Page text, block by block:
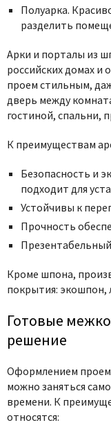
Полуарка.
разделить
Арки и порталы из
российских домах и
проем стильным,
дверь между
гостиной, спальни,
К преимуществам
Безопасность и
подходит для
Устойчивы к
Прочность
Кроме шпона,
покрытия:
Готовые
решение
Оформлением
можно заняться
времени. К
относятся: